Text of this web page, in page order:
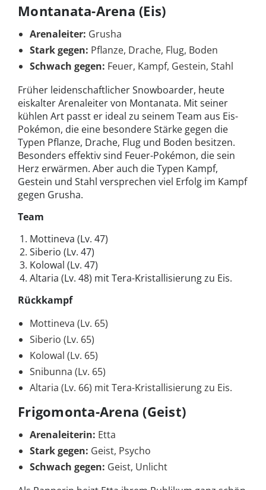
Montanata-Arena (Eis)
Arenaleiter: Grusha
Stark gegen: Pflanze, Drache, Flug, Boden
Schwach gegen: Feuer, Kampf, Gestein, Stahl
Früher leidenschaftlicher Snowboarder, heute
eiskalter Arenaleiter von Montanata. Mit seiner
kühlen Art passt er ideal zu seinem Team aus Eis-
Pokémon, die eine besondere Stärke gegen die
Typen Pflanze, Drache, Flug und Boden besitzen.
Besonders effektiv sind Feuer-Pokémon, die sein
Herz erwärmen. Aber auch die Typen Kampf,
Gestein und Stahl versprechen viel Erfolg im Kampf
gegen Grusha.
Team
Mottineva (Lv. 47)
Siberio (Lv. 47)
Kolowal (Lv. 47)
Altaria (Lv. 48) mit Tera-Kristallisierung zu Eis.
Rückkampf
Mottineva (Lv. 65)
Siberio (Lv. 65)
Kolowal (Lv. 65)
Snibunna (Lv. 65)
Altaria (Lv. 66) mit Tera-Kristallisierung zu Eis.
Frigomonta-Arena (Geist)
Arenaleiterin: Etta
Stark gegen: Geist, Psycho
Schwach gegen: Geist, Unlicht